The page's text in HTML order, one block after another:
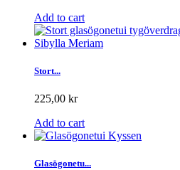
Add to cart
Stort...
225,00 kr
Add to cart
Glasögonetu...